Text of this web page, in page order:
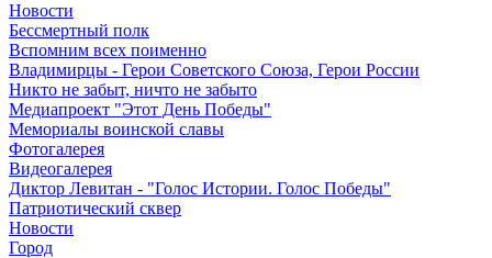
Новости
Бессмертный полк
Вспомним всех поименно
Владимирцы - Герои Советского Союза, Герои России
Никто не забыт, ничто не забыто
Медиапроект "Этот День Победы"
Мемориалы воинской славы
Фотогалерея
Видеогалерея
Диктор Левитан - "Голос Истории. Голос Победы"
Патриотический сквер
Новости
Город